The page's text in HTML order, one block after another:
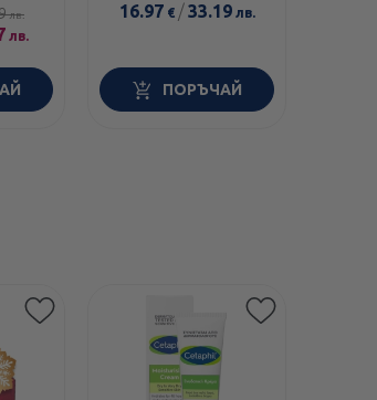
лв.
лв.
16.97 € /33.19лв.
ПОРЪЧАЙ